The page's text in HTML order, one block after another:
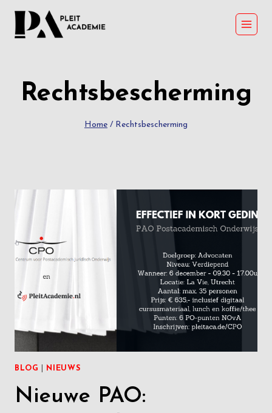
Skip
Rechtsbescherming
Home / Rechtsbescherming
BLOG NIEUWS
Nieuwe PAO: